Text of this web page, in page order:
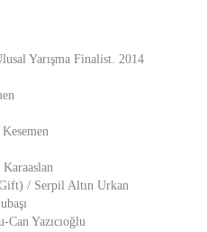
Yarışma Finalist. 2014
/ Serpil Altın Urkan
Yazıcıoğlu